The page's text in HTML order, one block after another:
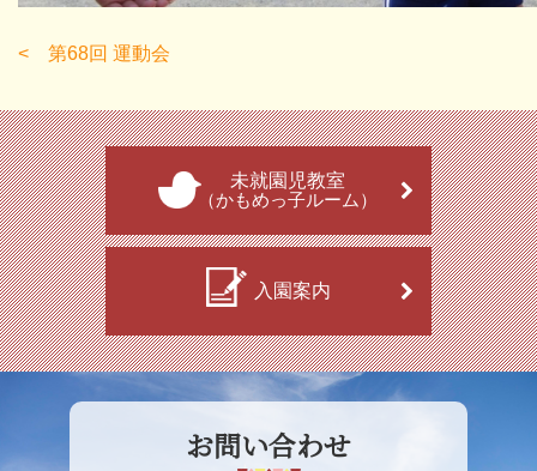
第68回 運動会
未就園児教室
（かもめっ子ルーム）
入園案内
お問い合わせ